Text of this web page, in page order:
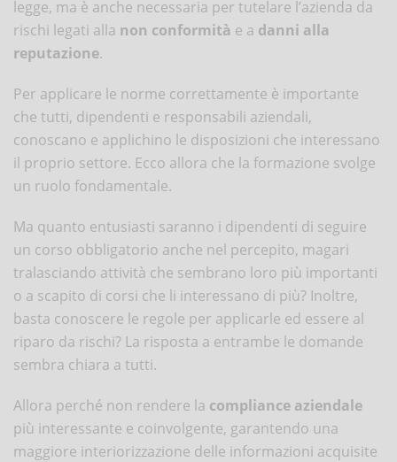
legge, ma è anche necessaria per tutelare l’azienda da
rischi legati alla non conformità e a danni alla
reputazione.
Per applicare le norme correttamente è importante
che tutti, dipendenti e responsabili aziendali,
conoscano e applichino le disposizioni che interessano
il proprio settore. Ecco allora che la formazione svolge
un ruolo fondamentale.
Ma quanto entusiasti saranno i dipendenti di seguire
un corso obbligatorio anche nel percepito, magari
tralasciando attività che sembrano loro più importanti
o a scapito di corsi che li interessano di più? Inoltre,
basta conoscere le regole per applicarle ed essere al
riparo da rischi? La risposta a entrambe le domande
sembra chiara a tutti.
Allora perché non rendere la compliance aziendale
più interessante e coinvolgente, garantendo una
maggiore interiorizzazione delle informazioni acquisite